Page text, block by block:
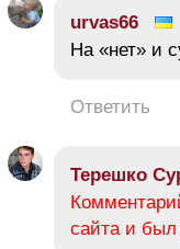
urvas66
На «нет» и
Ответить
Терешко
сайта и был